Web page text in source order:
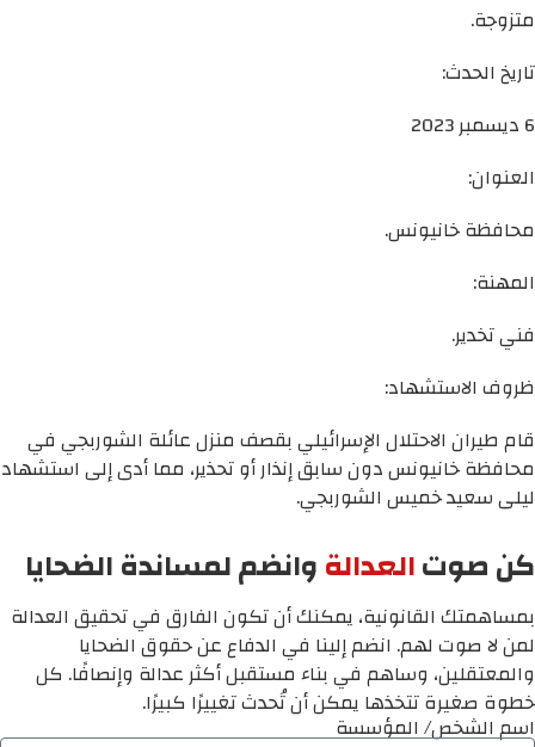
متزوجة.
تاريخ الحدث:
6 ديسمبر 2023
العنوان:
محافظة خانيونس.
المهنة:
فني تخدير.
ظروف الاستشهاد:
قام طيران الاحتلال الإسرائيلي بقصف منزل عائلة الشوربجي في
محافظة خانيونس دون سابق إنذار أو تحذير، مما أدى إلى استشهاد
ليلى سعيد خميس الشوربجي.
كن صوتالعدالةوانضم لمساندة الضحايا
بمساهمتك القانونية، يمكنك أن تكون الفارق في تحقيق العدالة
لمن لا صوت لهم. انضم إلينا في الدفاع عن حقوق الضحايا
والمعتقلين، وساهم في بناء مستقبل أكثر عدالة وإنصافًا. كل
خطوة صغيرة تتخذها يمكن أن تُحدث تغييرًا كبيرًا.
اسم الشخص/ المؤسسة